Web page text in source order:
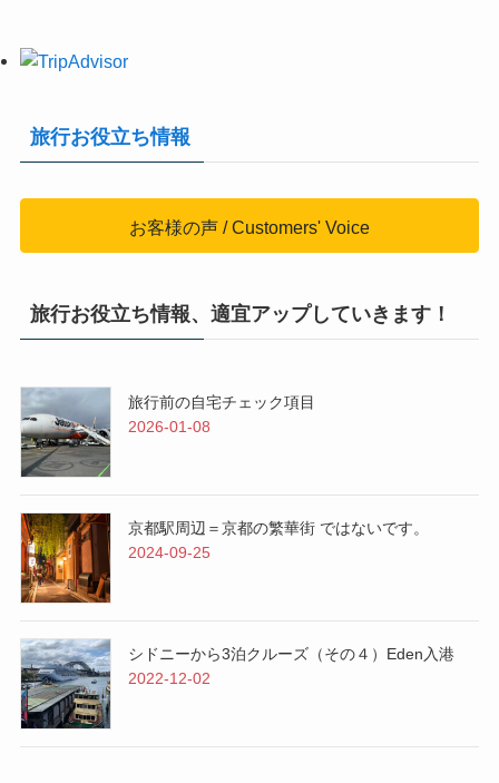
旅行お役立ち情報
お客様の声 / Customers' Voice
旅行お役立ち情報、適宜アップしていきます！
旅行前の自宅チェック項目
2026-01-08
京都駅周辺＝京都の繁華街 ではないです。
2024-09-25
シドニーから3泊クルーズ（その４）Eden入港
2022-12-02